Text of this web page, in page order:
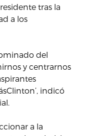
tras la
a los
del
y centrarnos
indicó
a la